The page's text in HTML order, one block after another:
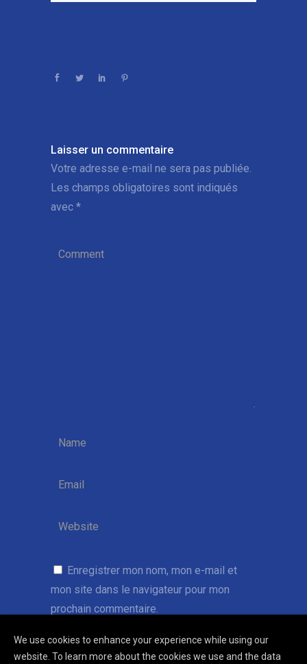
Laisser un commentaire
Votre adresse e-mail ne sera pas publiée.
Les champs obligatoires sont indiqués
avec *
Enregistrer mon nom, mon e-mail et
mon site dans le navigateur pour mon
prochain commentaire.
We use cookies to enhance your experience while using our
website. To learn more about the cookies we use and the data